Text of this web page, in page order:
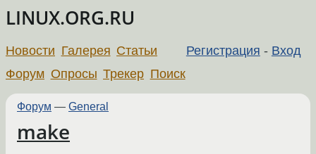
LINUX.ORG.RU
Регистрация - Вход
Новости Галерея Статьи
Форум Опросы Трекер Поиск
Форум — General
make